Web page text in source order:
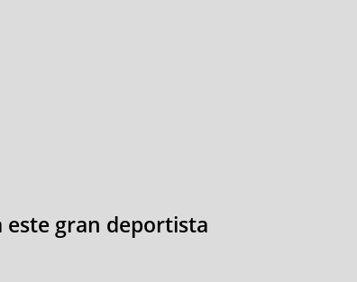
este gran deportista